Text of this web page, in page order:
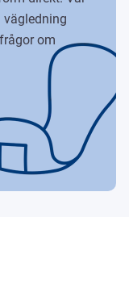
vägledning
om